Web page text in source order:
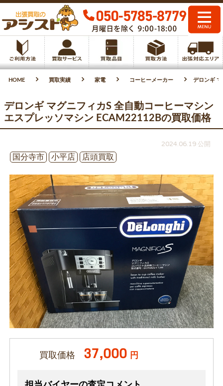
HOME 買取実績 家電 コーヒーメーカー デロンギ
デロンギ マグニフィカS 全自動コーヒーマシン
エスプレッソマシン ECAM22112Bの買取価格
2024.06.19 公開
国分寺市
小平店 店頭買取
買取価格 37,000 円